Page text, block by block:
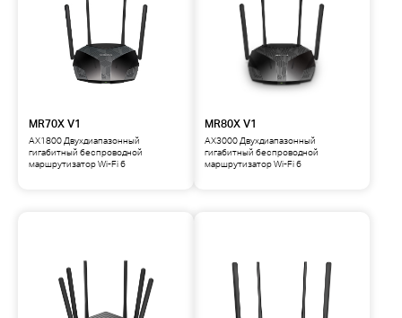
MR70X V1
AX1800 Двухдиапазонный
гигабитный беспроводной
маршрутизатор Wi-Fi 6
MR80X V1
AX3000 Двухдиапазонный
гигабитный беспроводной
маршрутизатор Wi-Fi 6